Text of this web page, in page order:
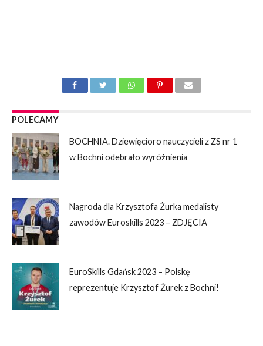
POLECAMY
BOCHNIA. Dziewięcioro nauczycieli z ZS nr 1
w Bochni odebrało wyróżnienia
Nagroda dla Krzysztofa Żurka medalisty
zawodów Euroskills 2023 – ZDJĘCIA
EuroSkills Gdańsk 2023 – Polskę
reprezentuje Krzysztof Żurek z Bochni!